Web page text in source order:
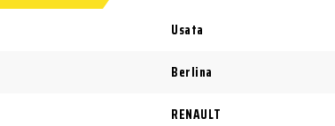
Usata
Berlina
RENAULT